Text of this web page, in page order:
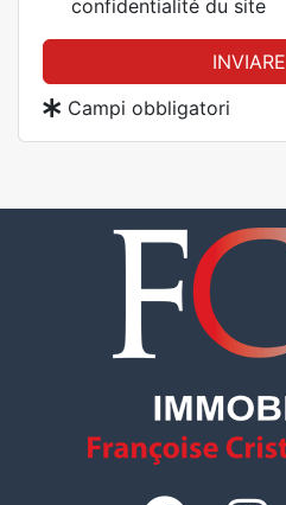
confidentialité du site
INVIARE
Campi obbligatori